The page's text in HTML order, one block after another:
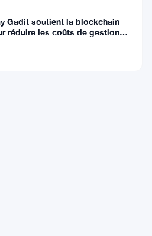
Gadit soutient la blockchain
réduire les coûts de gestion